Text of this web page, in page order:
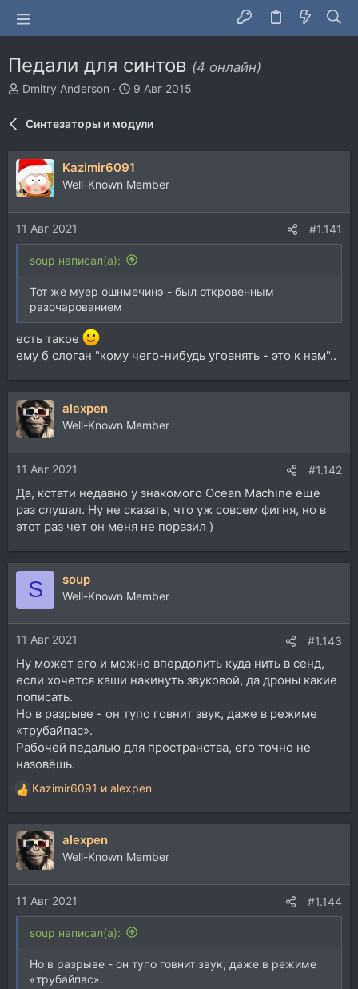
Педали для синтов (4 онлайн)
А
т
р
т
е
м
Dmitry Anderson
Д
а
н
а
ч
9 Авг 2015
Синтезаторы и модули
Kazimir6091
Well-Known Member
11 Авг 2021 #1.141
soup написал(а):
Тот же муер ошнмечинэ - был откровенным
разочарованием
есть такое
ему б слоган "кому чего-нибудь уговнять - это к нам"..
alexpen
Well-Known Member
11 Авг 2021 #1.142
Да, кстати недавно у знакомого Ocean Machine еще
раз слушал. Ну не сказать, что уж совсем фигня, но в
этот раз чет он меня не поразил )
S soup
Well-Known Member
11 Авг 2021 #1.143
Ну может его и можно впердолить куда нить в сенд,
если хочется каши накинуть звуковой, да дроны какие
пописать.
Но в разрыве - он тупо говнит звук, даже в режиме
«трубайпас».
Рабочей педалью для пространства, его точно не
назовёшь.
Р
е
а
к
ц
и
и
:
Kazimir6091 и alexpen
alexpen
Well-Known Member
11 Авг 2021 #1.144
soup написал(а):
Но в разрыве - он тупо говнит звук, даже в режиме
«трубайпас».